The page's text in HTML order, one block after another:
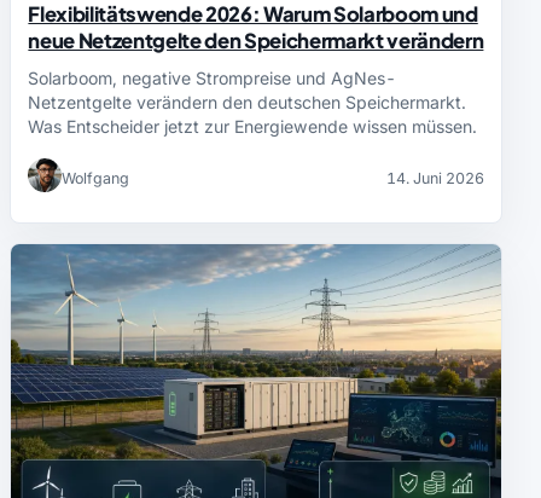
Flexibilitätswende 2026: Warum Solarboom und
neue Netzentgelte den Speichermarkt verändern
Solarboom, negative Strompreise und AgNes-
Netzentgelte verändern den deutschen Speichermarkt.
Was Entscheider jetzt zur Energiewende wissen müssen.
Wolfgang 14. Juni 2026